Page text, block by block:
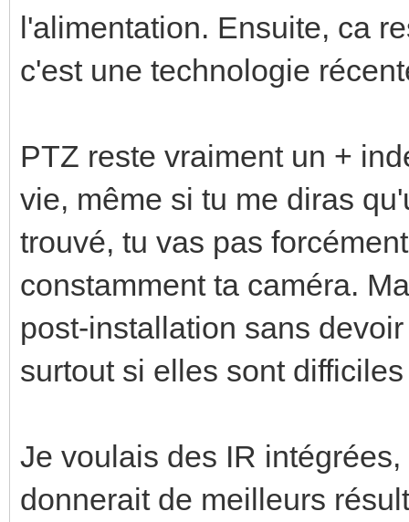
l'alimentation. Ensuite, ca
c'est une technologie
PTZ reste vraiment un +
vie, même si tu me diras
trouvé, tu vas pas
constamment ta caméra.
post-installation sans
surtout si elles sont
Je voulais des IR
donnerait de meilleurs